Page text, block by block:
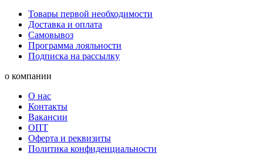
Товары первой необходимости
Доставка и оплата
Самовывоз
Программа лояльности
Подписка на рассылку
о компании
О нас
Контакты
Вакансии
ОПТ
Оферта и реквизиты
Политика конфиденциальности